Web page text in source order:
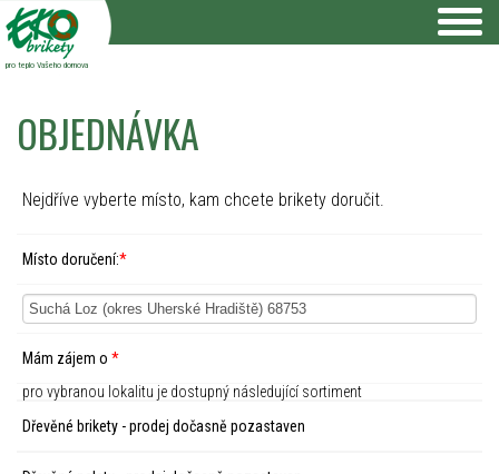
pro teplo Vašeho domova
OBJEDNÁVKA
Nejdříve vyberte místo, kam chcete brikety doručit.
Místo doručení:*
Mám zájem o *
pro vybranou lokalitu je dostupný následující sortiment
Dřevěné brikety - prodej dočasně pozastaven